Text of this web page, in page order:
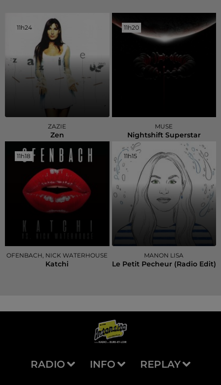
11h24
11h24
ZAZIE
Zen
11h20
11h20
MUSE
Nightshift Superstar
11h18
11h18
OFENBACH, NICK WATERHOUSE
Katchi
11h15
11h15
MANON LISA
Le Petit Pecheur (radio Edit)
RADIO INFO REPLAY